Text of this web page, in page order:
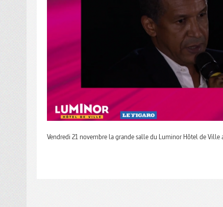
Vendredi 21 novembre la grande salle du Luminor Hôtel de